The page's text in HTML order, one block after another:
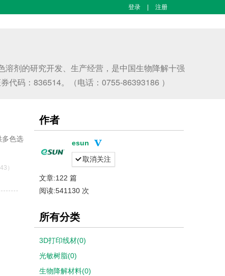
登录 注册
剂的研究开发、生产经营，是中国生物降解十强
码：836514。（电话：0755-86393186 ）
多色选
）
作者
esun
取消关注
文章:122 篇
阅读:541130 次
所有分类
3D打印线材(0)
光敏树脂(0)
生物降解材料(0)